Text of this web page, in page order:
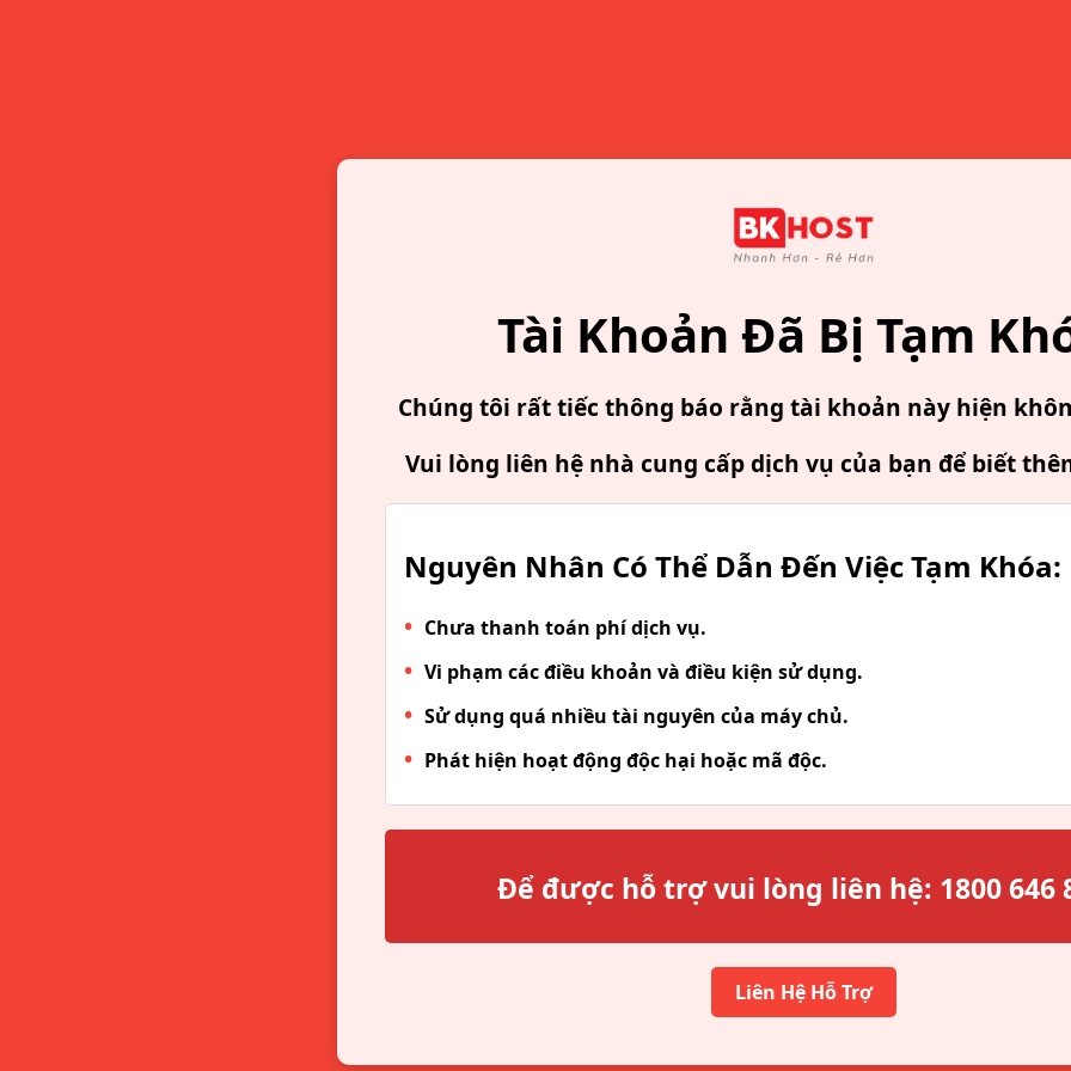
Tài Khoản Đã Bị Tạm
Chúng tôi rất tiếc thông báo rằng tài khoản này hiện
Vui lòng liên hệ nhà cung cấp dịch vụ của bạn để biết
Nguyên Nhân Có Thể Dẫn Đến Việc Tạm Khóa:
Chưa thanh toán phí dịch vụ.
Vi phạm các điều khoản và điều kiện sử dụng.
Sử dụng quá nhiều tài nguyên của máy chủ.
Phát hiện hoạt động độc hại hoặc mã độc.
Để được hỗ trợ vui lòng liên hệ: 1800 646
Liên Hệ Hỗ Trợ